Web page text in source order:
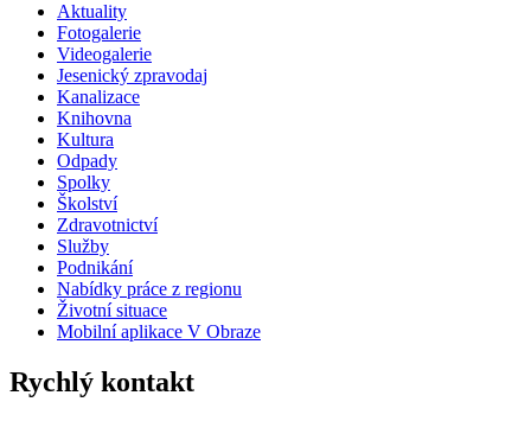
Aktuality
Fotogalerie
Videogalerie
Jesenický zpravodaj
Kanalizace
Knihovna
Kultura
Odpady
Spolky
Školství
Zdravotnictví
Služby
Podnikání
Nabídky práce z regionu
Životní situace
Mobilní aplikace V Obraze
Rychlý kontakt